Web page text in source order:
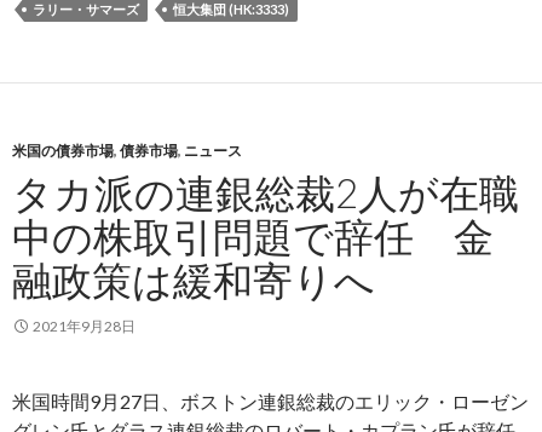
ラリー・サマーズ 恒大集団 (HK:3333)
米国の債券市場, 債券市場, ニュース
タカ派の連銀総裁2人が在職
中の株取引問題で辞任 金
融政策は緩和寄りへ
2021年9月28日
米国時間9月27日、ボストン連銀総裁のエリック・ローゼン